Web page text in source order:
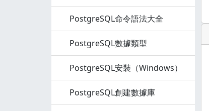
PostgreSQL命令語法大全
PostgreSQL數據類型
PostgreSQL安裝（Windows）
PostgreSQL創建數據庫